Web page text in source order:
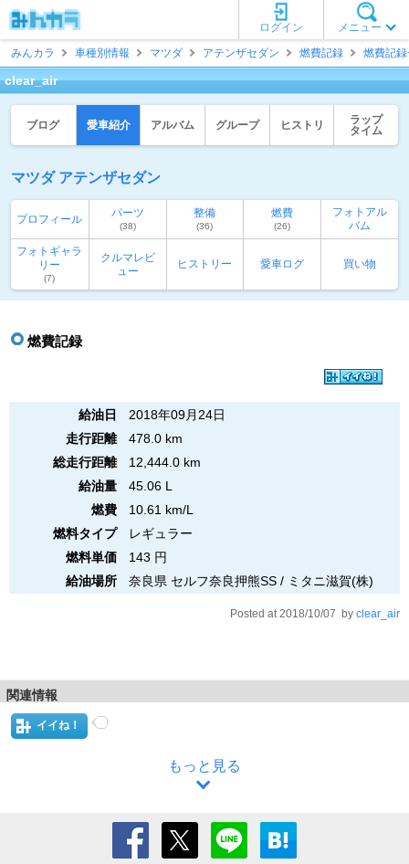
メニュー
ログイン
みんカラ
車種別情報 マツダ アテンザセダン 燃費記録 燃費記
clear_air
ブログ 愛車紹介 アルバム グループ ヒストリ
ラップ
タイム
マツダ アテンザセダン
プロフィール パーツ
(38)
整備
(36)
燃費
(26)
フォトアル
バム
フォトギャラ
リー
(7)
クルマレビ
ュー
ヒストリー 愛車ログ 買い物
燃費記録
給油日
2018年09月24日
走行距離
478.0 km
総走行距離
12,444.0 km
給油量
45.06 L
燃費
10.61 km/L
燃料タイプ
レギュラー
燃料単価
143 円
給油場所
奈良県 セルフ奈良押熊SS / ミタニ滋賀(株)
Posted at 2018/10/07 by clear_air
関連情報
イイね！
もっと見る